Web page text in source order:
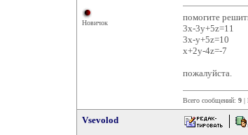
Новичок
помогите
3x-3y+5z=11
3x-y+5z=10
x+2y-4z=-7
пожалуйста.
Всего сообщений: 9 |
Vsevolod